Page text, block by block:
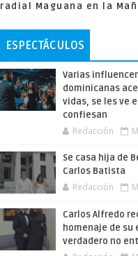
radial Maguana en la
ESPECTÁCULOS
Varias
dominicanas
vidas, se les ve
confiesan
Redacción
Se casa hija de
Carlos Batista
Redacción
Carlos Alfredo
homenaje de su
verdadero no